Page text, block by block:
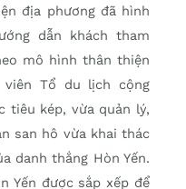
địa phương đã hình
dẫn khách tham
mô hình thân thiện
Tổ du lịch cộng
tiêu kép, vừa quản lý,
san hô vừa khai thác
danh thắng Hòn Yến.
Yến được sắp xếp để